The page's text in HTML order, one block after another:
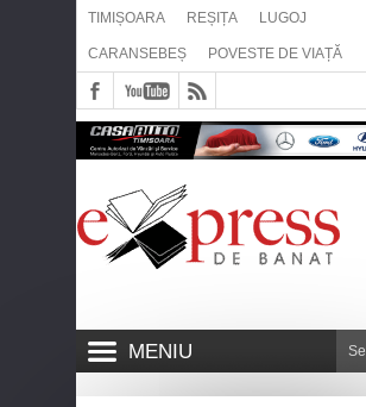
TIMIȘOARA REȘIȚA LUGOJ
CARANSEBEȘ POVESTE DE VIAȚĂ
MENIU